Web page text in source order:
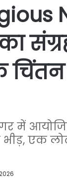
में
भीड़, एक